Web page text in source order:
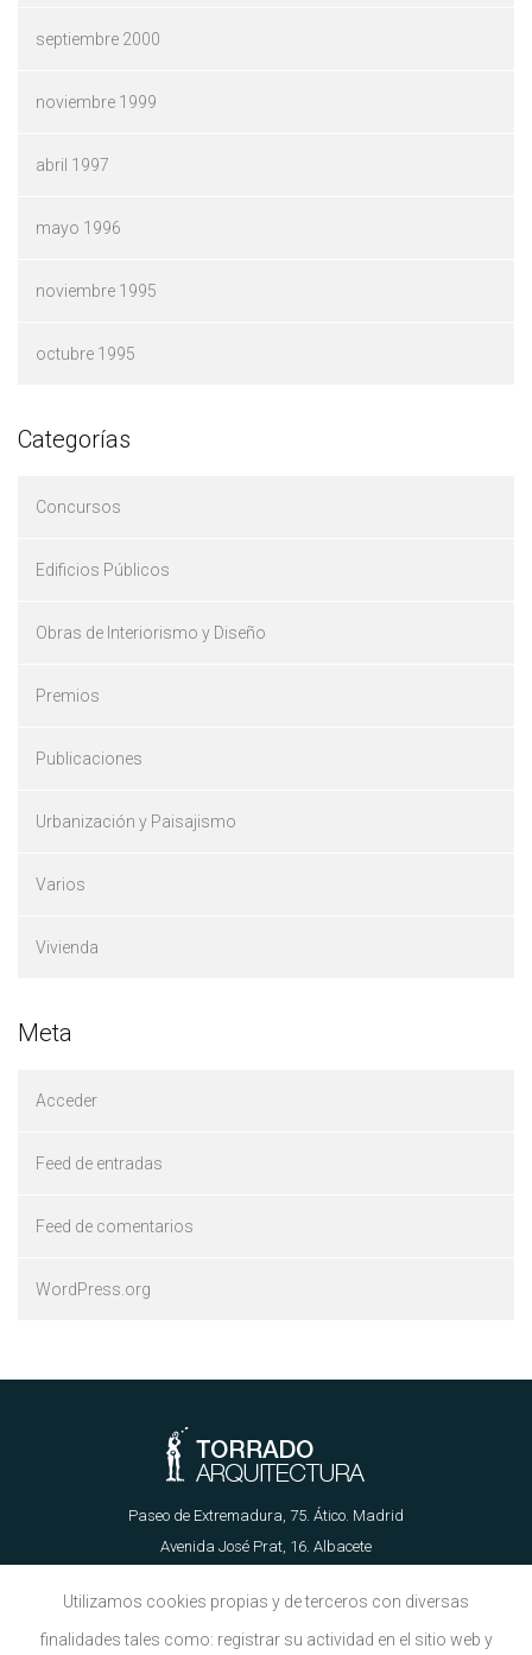
septiembre 2000
noviembre 1999
abril 1997
mayo 1996
noviembre 1995
octubre 1995
Categorías
Concursos
Edificios Públicos
Obras de Interiorismo y Diseño
Premios
Publicaciones
Urbanización y Paisajismo
Varios
Vivienda
Meta
Acceder
Feed de entradas
Feed de comentarios
WordPress.org
Paseo de Extremadura, 75. Ático. Madrid
Avenida José Prat, 16. Albacete
Utilizamos cookies propias y de terceros con diversas
finalidades tales como: registrar su actividad en el sitio web y